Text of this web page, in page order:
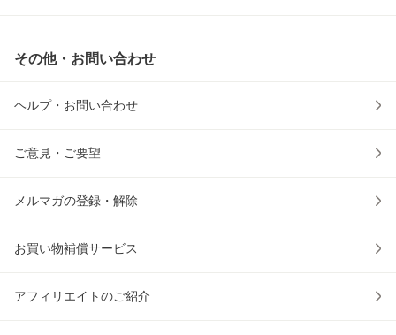
その他・お問い合わせ
ヘルプ・お問い合わせ
ご意見・ご要望
メルマガの登録・解除
お買い物補償サービス
アフィリエイトのご紹介